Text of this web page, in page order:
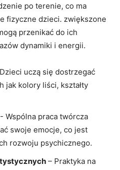
po terenie, co ‍ma
fizyczne dzieci. zwiększone
przenikać do ‍ich
dynamiki i energii.
uczą się dostrzegać
jak kolory liści, kształty
⁢-​ Wspólna praca twórcza
swoje emocje, co⁤ jest
rozwoju⁢ psychicznego.
– ​Praktyka na​